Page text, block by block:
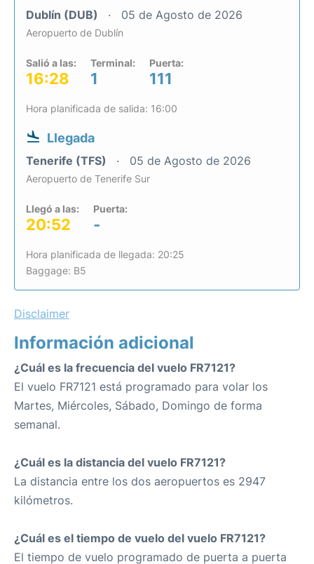
Dublín (DUB) 05 de Agosto de 2026
Aeropuerto de Dublín
Salió a las:
16:28
Terminal:
1
Puerta:
111
Hora planificada de salida: 16:00
Llegada
Tenerife (TFS) 05 de Agosto de 2026
Aeropuerto de Tenerife Sur
Llegó a las:
20:52
Puerta:
-
Hora planificada de llegada: 20:25
Baggage: B5
Disclaimer
Información adicional
¿Cuál es la frecuencia del vuelo FR7121?
El vuelo FR7121 está programado para volar los
Martes, Miércoles, Sábado, Domingo de forma
semanal.
¿Cuál es la distancia del vuelo FR7121?
La distancia entre los dos aeropuertos es 2947
kilómetros.
¿Cuál es el tiempo de vuelo del vuelo FR7121?
El tiempo de vuelo programado de puerta a puerta